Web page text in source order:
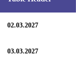
02.03.2027
03.03.2027